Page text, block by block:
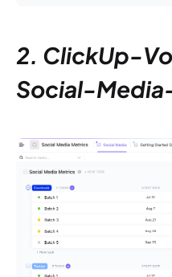
2. ClickUp-
Social-